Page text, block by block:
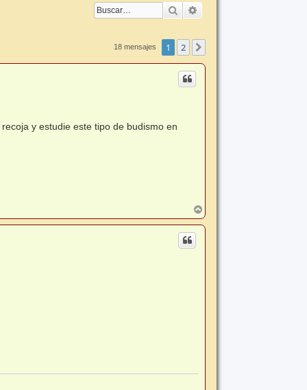
Buscar
18 mensajes 1 2
y estudie este tipo de budismo en
r
r